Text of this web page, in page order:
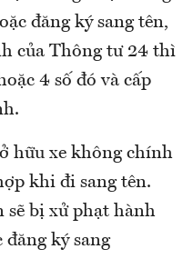
đăng ký sang tên,
của Thông tư 24 thì
4 số đó và cấp
hữu xe không chính
khi đi sang tên.
sẽ bị xử phạt hành
ký sang